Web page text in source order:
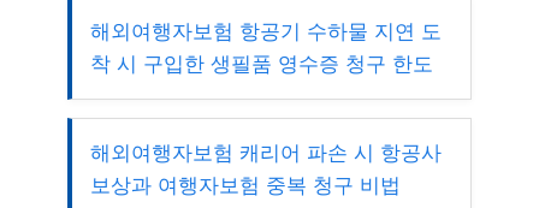
해외여행자보험 항공기 수하물 지연 도
착 시 구입한 생필품 영수증 청구 한도
해외여행자보험 캐리어 파손 시 항공사
보상과 여행자보험 중복 청구 비법